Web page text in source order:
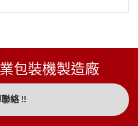
包裝機製造廠
絡 !!